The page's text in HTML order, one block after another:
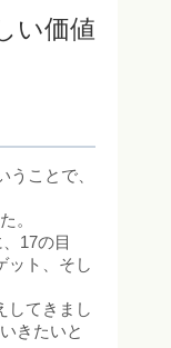
い価値
ことで、
。
17の目
ット、そし
してきまし
きたいと